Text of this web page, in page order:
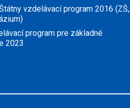
vzdelávací program 2016 (ZŠ,
program pre základné
2023